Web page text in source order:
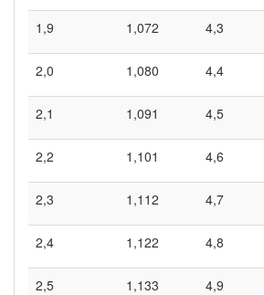
1,9 1,072 4,3
2,0 1,080 4,4
2,1 1,091 4,5
2,2 1,101 4,6
2,3 1,112 4,7
2,4 1,122 4,8
2,5 1,133 4,9